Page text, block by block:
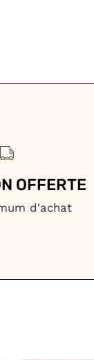
OFFERTE
d'achat